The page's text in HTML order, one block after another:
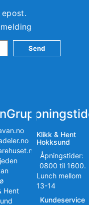
Hent
Klikk & Hent
Hokksund
Åpningstider:
0800 til 1600.
Lunch mellom
13-14
Kundeservice